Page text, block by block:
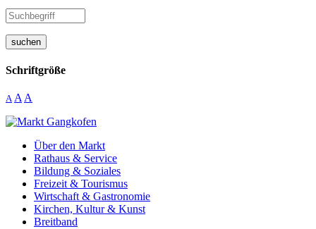
suchen
Schriftgröße
A A A
Über den Markt
Rathaus & Service
Bildung & Soziales
Freizeit & Tourismus
Wirtschaft & Gastronomie
Kirchen, Kultur & Kunst
Breitband